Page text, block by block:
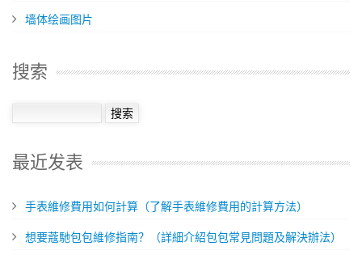
墙体绘画图片
搜索
最近发表
手表維修費用如何計算（了解手表維修費用的計算方法）
想要蔻馳包包維修指南？（詳細介紹包包常見問題及解決辦法）